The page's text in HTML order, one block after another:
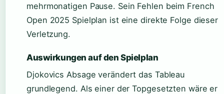
mehrmonatigen Pause. Sein Fehlen beim French
Open 2025 Spielplan ist eine direkte Folge dieser
Verletzung.
Auswirkungen auf den Spielplan
Djokovics Absage verändert das Tableau
grundlegend. Als einer der Topgesetzten wäre er